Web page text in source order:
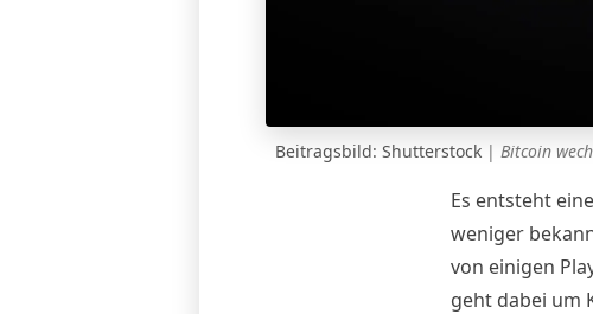
Beitragsbild: Shutterstock | Bitcoin
Es entsteht
weniger
von einigen
geht dabei um